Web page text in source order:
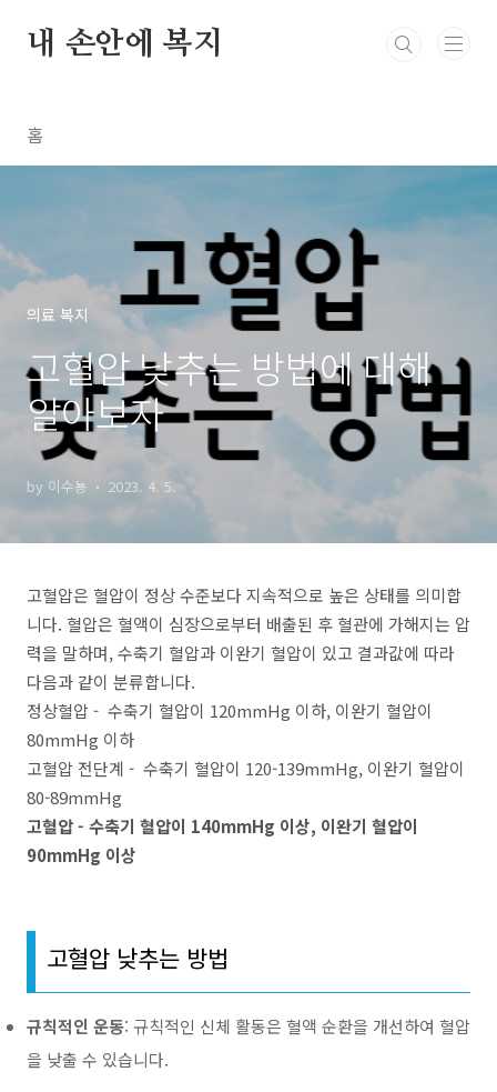
내 손안에 복지
홈
의료 복지
고혈압 낮추는 방법에 대해
알아보자
by 이수뇽 2023. 4. 5.
고혈압은 혈압이 정상 수준보다 지속적으로 높은 상태를 의미합
니다. 혈압은 혈액이 심장으로부터 배출된 후 혈관에 가해지는 압
력을 말하며, 수축기 혈압과 이완기 혈압이 있고 결과값에 따라
다음과 같이 분류합니다.
정상혈압 - 수축기 혈압이 120mmHg 이하, 이완기 혈압이
80mmHg 이하
고혈압 전단계 - 수축기 혈압이 120-139mmHg, 이완기 혈압이
80-89mmHg
고혈압 - 수축기 혈압이 140mmHg 이상, 이완기 혈압이
90mmHg 이상
고혈압 낮추는 방법
규칙적인 운동: 규칙적인 신체 활동은 혈액 순환을 개선하여 혈압
을 낮출 수 있습니다.